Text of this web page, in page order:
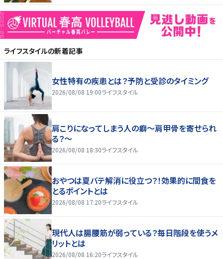
ライフスタイルの新着記事
女性特有の疾患とは？予防と受診のタイミング
2026/08/08 19:00ライフスタイル
肩こりになってしまう人の癖～肩甲骨を寄せられ
る？～
2026/08/08 18:30ライフスタイル
おやつは夏バテ解消に役立つ？！効果的に間食を
とるポイントとは
2026/08/08 17:20ライフスタイル
現代人は腸腰筋が弱っている？毎日階段を使うメ
リットとは
2026/08/08 16:20ライフスタイル